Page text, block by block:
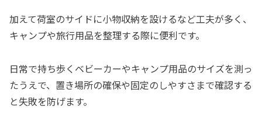
加えて荷室のサイドに小物収納を設けるなど工夫が多く、
キャンプや旅行用品を整理する際に便利です。
日常で持ち歩くベビーカーやキャンプ用品のサイズを測っ
たうえで、置き場所の確保や固定のしやすさまで確認する
と失敗を防げます。